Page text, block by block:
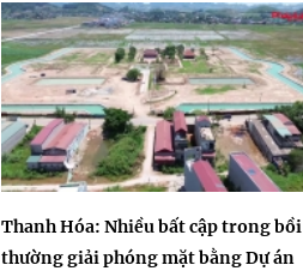
Thanh Hóa: Nhiều bất cập trong bồi
thường giải phóng mặt bằng Dự án